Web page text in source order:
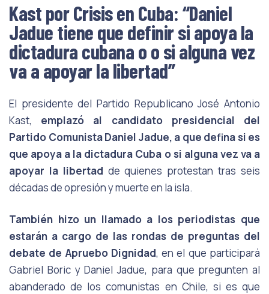
Kast por Crisis en Cuba: “Daniel
Jadue tiene que definir si apoya la
dictadura cubana o o si alguna vez
va a apoyar la libertad”
El presidente del Partido Republicano José Antonio
Kast,
emplazó al candidato presidencial
del
Partido Comunista Daniel Jadue, a que defina si es
que apoya a la dictadura Cuba o si alguna vez va a
apoyar la libertad de quienes protestan tras seis
décadas de opresión y muerte en la isla.
También hizo un llamado a los periodistas que
estarán a cargo de las rondas de preguntas del
debate de Apruebo Dignidad, en el que participará
Gabriel Boric y Daniel Jadue, para que pregunten al
abanderado de los comunistas en Chile, si es que